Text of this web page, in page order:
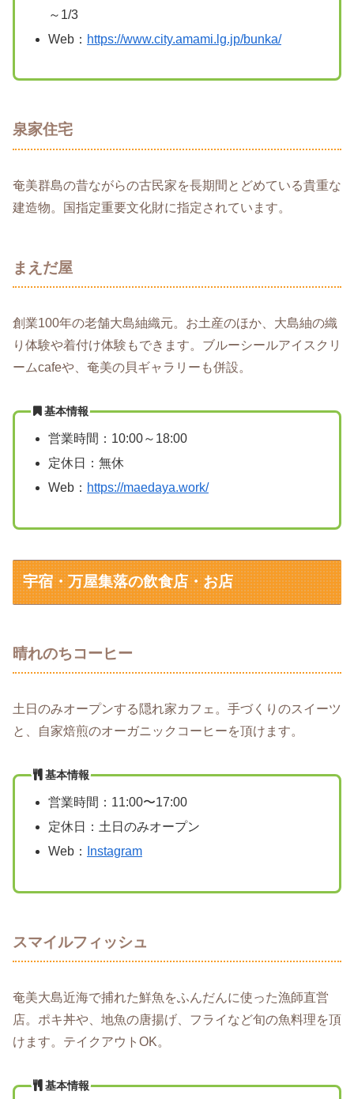
～1/3
Web： https://www.city.amami.lg.jp/bunka/
泉家住宅
奄美群島の昔ながらの古民家を長期間とどめている貴重な
建造物。国指定重要文化財に指定されています。
まえだ屋
創業100年の老舗大島紬織元。お土産のほか、大島紬の織
り体験や着付け体験もできます。ブルーシールアイスクリ
ームcafeや、奄美の貝ギャラリーも併設。
基本情報
営業時間：10:00～18:00
定休日：無休
Web： https://maedaya.work/
宇宿・万屋集落の飲食店・お店
晴れのちコーヒー
土日のみオープンする隠れ家カフェ。手づくりのスイーツ
と、自家焙煎のオーガニックコーヒーを頂けます。
基本情報
営業時間：11:00〜17:00
定休日：土日のみオープン
Web：
Instagram
スマイルフィッシュ
奄美大島近海で捕れた鮮魚をふんだんに使った漁師直営
店。ポキ丼や、地魚の唐揚げ、フライなど旬の魚料理を頂
けます。テイクアウトOK。
基本情報